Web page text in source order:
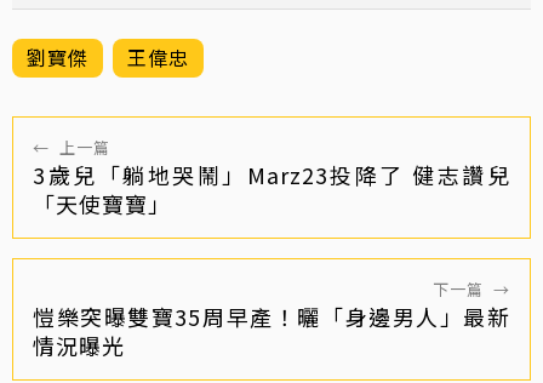
劉寶傑 王偉忠
← 上一篇
3歲兒「躺地哭鬧」Marz23投降了 健志讚兒
「天使寶寶」
下一篇 →
愷樂突曝雙寶35周早產！曬「身邊男人」最新
情況曝光